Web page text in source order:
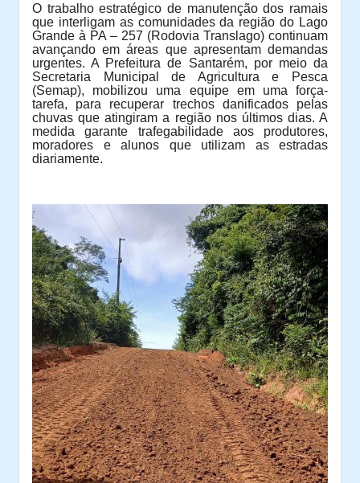
O trabalho estratégico de manutenção dos ramais
que interligam as comunidades da região do Lago
Grande à PA – 257 (Rodovia Translago) continuam
avançando em áreas que apresentam demandas
urgentes. A Prefeitura de Santarém, por meio da
Secretaria Municipal de Agricultura e Pesca
(Semap), mobilizou uma equipe em uma força-
tarefa, para recuperar trechos danificados pelas
chuvas que atingiram a região nos últimos dias. A
medida garante trafegabilidade aos produtores,
moradores e alunos que utilizam as estradas
diariamente.